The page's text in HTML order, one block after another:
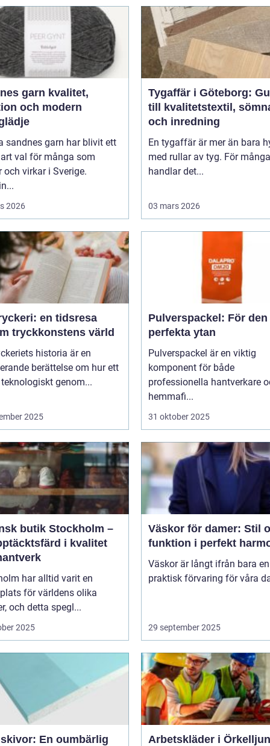
garn kvalitet,
och modern
sandnes garn har blivit ett
val för många som
och virkar i Sverige.
2026
Tygaffär i Göteborg:
till kvalitetstextil,
och inredning
En tygaffär är mer än bara
med rullar av tyg. För många
handlar det...
03 mars 2026
en tidsresa
tryckkonstens värld
historia är en
berättelse om hur ett
genom...
2025
Pulverspackel: För den
perfekta ytan
Pulverspackel är en viktig
komponent för både
professionella hantverkare
hemmafi...
31 oktober 2025
butik Stockholm –
i kvalitet
har alltid varit en
för världens olika
och detta spegl...
2025
Väskor för damer: Stil
funktion i perfekt
Väskor är långt ifrån bara en
praktisk förvaring för våra
29 september 2025
En oumbärlig
Arbetskläder i